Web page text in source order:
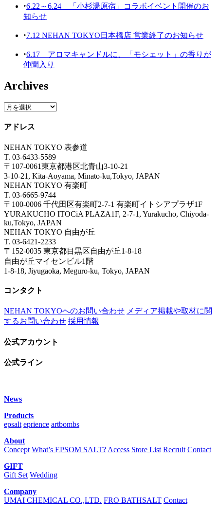
‣6.22～6.24 「小杉湯原宿」コラボイベント開催のお
知らせ
‣7.12 NEHAN TOKYO日本橋店 営業終了のお知らせ
‣6.17 アロマキャンドルに、「モシェット」の香りが
仲間入り
Archives
アドレス
NEHAN TOKYO 表参道
T. 03-6433-5589
〒107-0061東京都港区北青山3-10-21
3-10-21, Kita-Aoyama, Minato-ku,Tokyo, JAPAN
NEHAN TOKYO 有楽町
T. 03-6665-9744
〒100-0006 千代田区有楽町2-7-1 有楽町イトシアプラザ1F
YURAKUCHO ITOCiA PLAZA1F, 2-7-1, Yurakucho, Chiyoda-
ku,Tokyo, JAPAN
NEHAN TOKYO 自由が丘
T. 03-6421-2233
〒152-0035 東京都目黒区自由が丘1-8-18
自由が丘マイセンビル1階
1-8-18, Jiyugaoka, Meguro-ku, Tokyo, JAPAN
コンタクト
NEHAN TOKYOへのお問い合わせ メディア掲載や取材に関
するお問い合わせ 採用情報
公式アカウント
公式ライン
News
Products
epsalt eprience artbombs
About
Concept What’s EPSOM SALT? Access Store List Recruit Contact
GIFT
Gift Set Wedding
Company
UMAI CHEMICAL CO.,LTD. FRO BATHSALT Contact